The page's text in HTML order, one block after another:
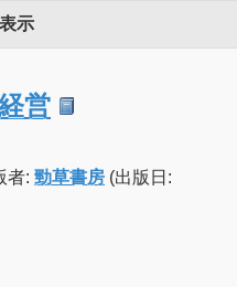
示
営
者: 勁草書房 (出版日: